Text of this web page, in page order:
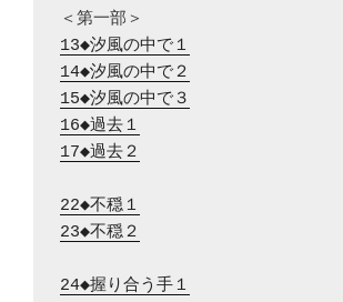
13◆汐風の中で１
14◆汐風の中で２
15◆汐風の中で３
16◆過去１
17◆過去２
22◆不穏１
23◆不穏２
24◆握り合う手１